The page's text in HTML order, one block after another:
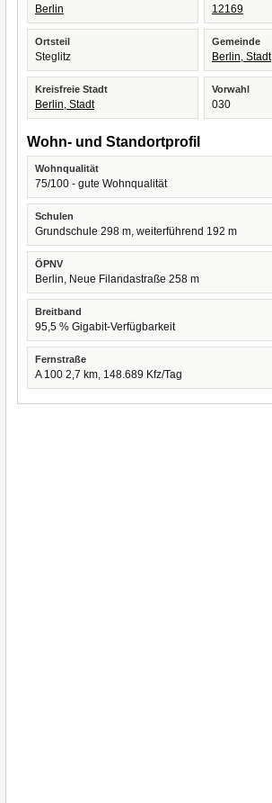
Berlin 12169
Ortsteil
Steglitz
Gemeinde
Berlin, Stadt
Kreisfreie Stadt
Berlin, Stadt
Vorwahl
030
Wohn- und Standortprofil
Wohnqualität
75/100 - gute Wohnqualität
Schulen
Grundschule 298 m, weiterführend 192 m
ÖPNV
Berlin, Neue Filandastraße 258 m
Breitband
95,5 % Gigabit-Verfügbarkeit
Fernstraße
A 100 2,7 km, 148.689 Kfz/Tag